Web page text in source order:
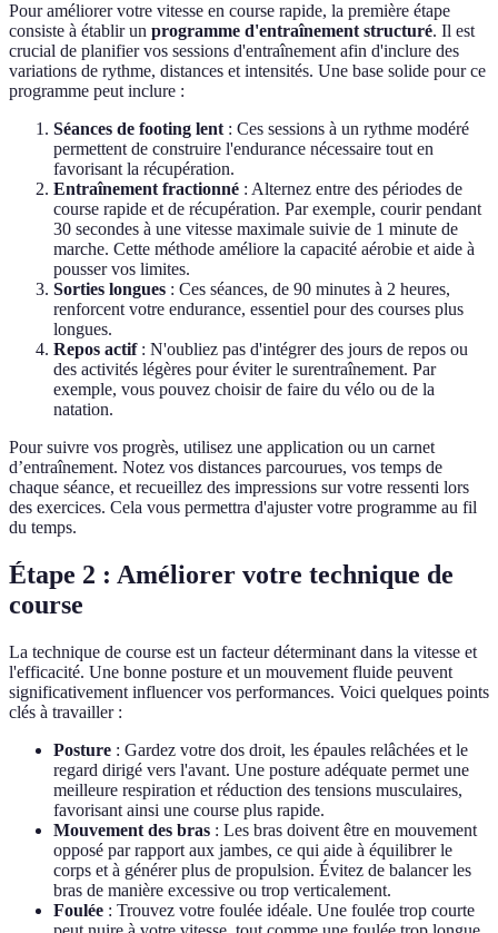
Pour améliorer votre vitesse en course rapide, la première étape
consiste à établir un programme d'entraînement structuré. Il est
crucial de planifier vos sessions d'entraînement afin d'inclure des
variations de rythme, distances et intensités. Une base solide pour ce
programme peut inclure :
Séances de footing lent : Ces sessions à un rythme modéré
permettent de construire l'endurance nécessaire tout en
favorisant la récupération.
Entraînement fractionné : Alternez entre des périodes de
course rapide et de récupération. Par exemple, courir pendant
30 secondes à une vitesse maximale suivie de 1 minute de
marche. Cette méthode améliore la capacité aérobie et aide à
pousser vos limites.
Sorties longues : Ces séances, de 90 minutes à 2 heures,
renforcent votre endurance, essentiel pour des courses plus
longues.
Repos actif: N'oubliez pas d'intégrer des jours de repos ou
des activités légères pour éviter le surentraînement. Par
exemple, vous pouvez choisir de faire du vélo ou de la
natation.
Pour suivre vos progrès, utilisez une application ou un carnet
d’entraînement. Notez vos distances parcourues, vos temps de
chaque séance, et recueillez des impressions sur votre ressenti lors
des exercices. Cela vous permettra d'ajuster votre programme au fil
du temps.
Étape 2 : Améliorer votre technique de
course
La technique de course est un facteur déterminant dans la vitesse et
l'efficacité. Une bonne posture et un mouvement fluide peuvent
significativement influencer vos performances. Voici quelques points
clés à travailler :
Posture : Gardez votre dos droit, les épaules relâchées et le
regard dirigé vers l'avant. Une posture adéquate permet une
meilleure respiration et réduction des tensions musculaires,
favorisant ainsi une course plus rapide.
Mouvement des bras : Les bras doivent être en mouvement
opposé par rapport aux jambes, ce qui aide à équilibrer le
corps et à générer plus de propulsion. Évitez de balancer les
bras de manière excessive ou trop verticalement.
Foulée : Trouvez votre foulée idéale. Une foulée trop courte